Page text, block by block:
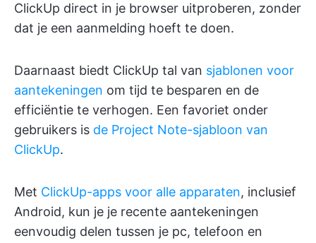
ClickUp direct in je browser uitproberen, zonder
dat je een aanmelding hoeft te doen.
Daarnaast biedt ClickUp tal van sjablonen voor
aantekeningen om tijd te besparen en de
efficiëntie te verhogen. Een favoriet onder
gebruikers is de Project Note-sjabloon van
ClickUp.
Met ClickUp-apps voor alle apparaten, inclusief
Android, kun je je recente aantekeningen
eenvoudig delen tussen je pc, telefoon en